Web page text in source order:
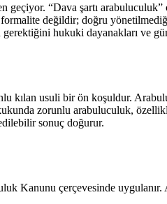
geçiyor. “Dava şartı
değildir; doğru
hukuki dayanakları ve
kılan usuli bir ön koşuldur.
zorunlu arabuluculuk,
sonuç doğurur.
Kanunu çerçevesinde uygulanır.